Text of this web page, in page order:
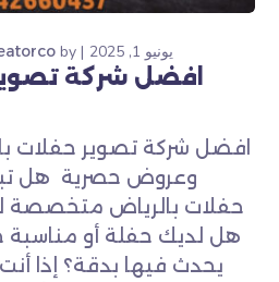
يونيو 1, 2025 by
افضل شركة
افضل شركة تصوير حفلات
وعروض حصرية هل
حفلات بالرياض متخصصة
هل لديك حفلة أو مناسبة
يحدث فيها بدقة؟ إذا